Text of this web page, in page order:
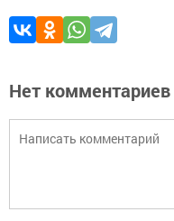
Нет комментариев